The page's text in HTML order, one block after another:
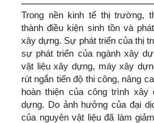
Trong nền kinh tế thị trường,
thành điều kiện sinh tồn và
xây dựng. Sự phát triển của thị
sự phát triển của ngành xây
vật liệu xây dựng, máy xây
rút ngắn tiến độ thi công, nâng
hoàn thiện của công trình xây
dựng. Do ảnh hưởng của đại
của nguyên vật liệu đã làm